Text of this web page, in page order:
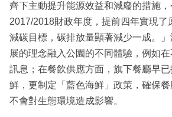
齊下主動提升能源效益和減廢的措施
2017/2018財政年度，提前四年實現了
減碳目標，碳排放量顯著減少一成。
展的理念融入公園的不同體驗，例如
訊息；在餐飲供應方面，旗下餐廳早
鮮，更制定「藍色海鮮」政策，確保
不會對生態環境造成影響。